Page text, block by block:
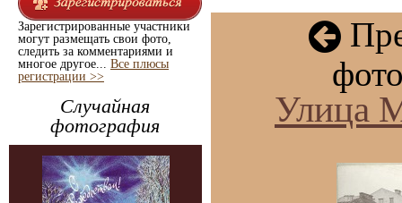
Зарегистрированные участники
могут размещать свои фото,
следить за комментариями и
многое другое... Все плюсы
регистрации >>
Случайная
фотография
Улица